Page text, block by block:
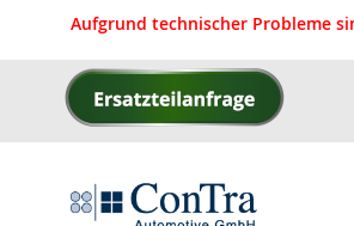
Aufgrund technischer Probleme
Direkt
zum